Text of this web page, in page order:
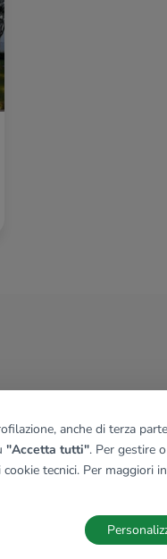
anche di terza
"Accetta tutti". Per gestire
tecnici. Per maggiori